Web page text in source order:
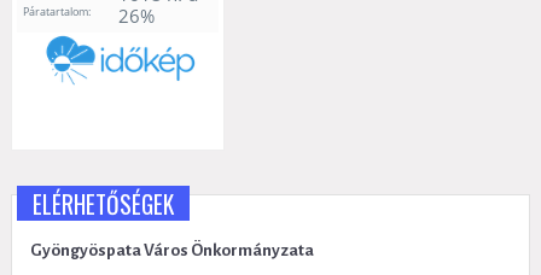
ELÉRHETŐSÉGEK
Gyöngyöspata Város Önkormányzata